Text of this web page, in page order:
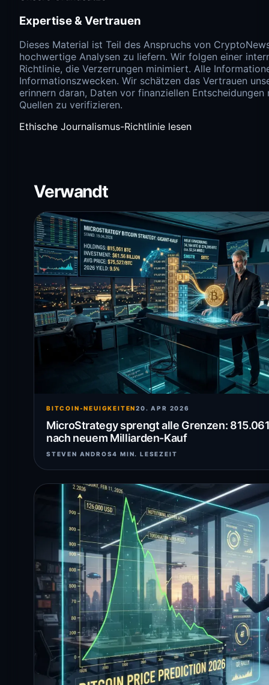
Expertise & Vertrauen
Dieses Material ist Teil des Anspruchs von
hochwertige Analysen zu liefern. Wir folgen einer
Richtlinie, die Verzerrungen minimiert. Alle
Informationszwecken. Wir schätzen das Vertrauen
erinnern daran, Daten vor finanziellen Entscheidungen
Quellen zu verifizieren.
Ethische Journalismus-Richtlinie lesen
Verwandt
BITCOIN-NEUIGKEITEN20. APR 2026
MicroStrategy sprengt alle Grenzen:
nach neuem Milliarden-Kauf
STEVEN ANDROS4 MIN. LESEZEIT